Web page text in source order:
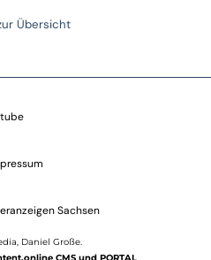
Übersicht
Sachsen
Daniel Große.